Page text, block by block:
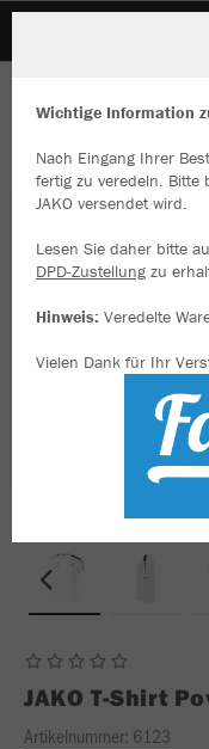
JAKO T-Shirt
Artikelnummer: 6123
Wichtige Information
Nach Eingang Ihrer
fertig zu veredeln. Bitte
JAKO versendet wird.
Lesen Sie daher bitte
DPD-Zustellung zu
Hinweis: Veredelte
Vielen Dank für Ihr
Wir verwenden Cookies
Inhalte anzeigen und
zu den Cookies